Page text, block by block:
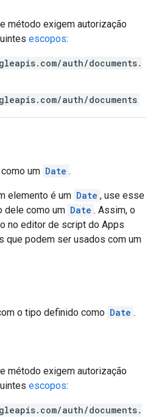
método exigem autorização
escopos:
auth/documents.
auth/documents
um Date .
elemento é um Date , use esse
dele como um Date . Assim, o
no editor de script do Apps
que podem ser usados com um
o tipo definido como Date .
método exigem autorização
escopos:
auth/documents.